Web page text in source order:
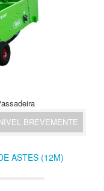
BREVEMENTE
ASTES (12M)